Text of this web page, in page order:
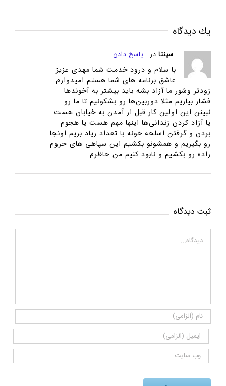
يك ديدگاه
سپنتا در - پاسخ دادن
با سلام و درود خدمت شما مهدی عزیز
عاشق برنامه های شما هستم امیدوارم
زودتر وشور ما آزاد بشه باید بیشتر به آخوندها
فشار بیاریم مثلا دوربین‌ها رو بشکونیم تا ما رو
نبینن این اولین کار قبل از آمدن به خیابان هست
یا آزاد کردن زندانی‌ها اینها مهم هست یا هجوم
بردن و گرفتن اسلحه خونه با تعداد زیاد بریم اونجا
رو بگیریم و همشونو بکشیم این سپاهی های حروم
زاده رو بکشیم و نابود کنیم من حاظرم
ثبت ديدگاه
Comment